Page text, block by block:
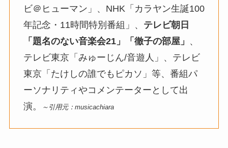
ビ＠ヒューマン」、NHK「カラヤン生誕100
年記念・11時間特別番組」、 テレビ朝日
「題名のない音楽会21」「徹子の部屋」 、
テレビ東京「みゅーじん/音遊人」、テレビ
東京「たけしの誰でもピカソ」等、番組パ
ーソナリティやコメンテーターとして出
演。
～引用元：musicachiara